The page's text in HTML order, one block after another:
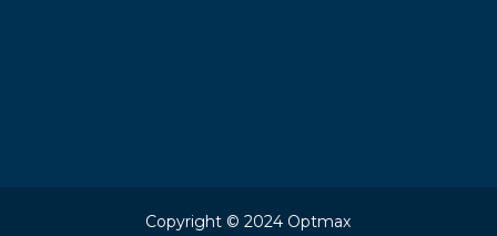
Copyright © 2024 Optmax